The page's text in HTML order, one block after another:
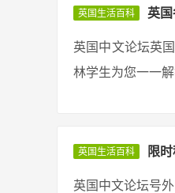
英国生活百科 英
英国中文论坛英
林学生为您一一
英国生活百科 限
英国中文论坛号